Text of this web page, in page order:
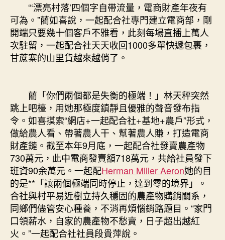
“‘漂亮村落’四個字自帶流量，電商財產年夜有
可為。”藺如喜說，一起配合社專門建立電商部，剛
開端只要幾十個客戶不雅看，此刻每場直播上萬人
次駐留，一起配合社天天收回1000多單快遞包裹，
甘蔗寨的山里貨越來越俏了。
藺「你們兩個都是失衡的極端！」林天秤突然
跳上吧檯，用她那極度鎮靜且優雅的聲音發布指
令。如喜摸索“網店+一起配合社+基地+農戶”形式，
做給農人看、帶著農人干、幫著農人賺，打造電商
財產鏈。截至本年9月底，一起配合社發賣農產物
730萬元，此中電商發賣額718萬元，共給社員發下
班資90余萬元。一起配Herman Miller Aeron她的目
的是**「讓兩個極端同時停止，達到零的境界」。
合社與村平易近樹立持久穩固的農產物購銷關系，
同鄉們儘管安心種養，不消再煩惱銷路題目。“家門
口領薪水，自家的農產物不愁賣，日子超出越紅
火。”一起配合社社員段貴萍說。